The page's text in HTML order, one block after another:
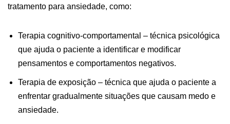
tratamento para ansiedade, como:
Terapia cognitivo-comportamental – técnica psicológica
que ajuda o paciente a identificar e modificar
pensamentos e comportamentos negativos.
Terapia de exposição – técnica que ajuda o paciente a
enfrentar gradualmente situações que causam medo e
ansiedade.